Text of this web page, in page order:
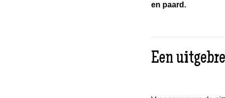
en paard.
Een